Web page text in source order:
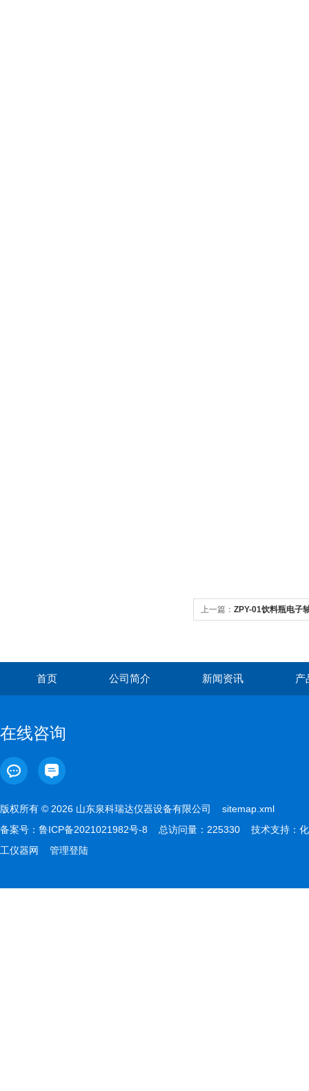
上一篇： ZPY-01饮料瓶电子
首页 公司简介 新闻资讯 产
在线咨询
版权所有 © 2026 山东泉科瑞达仪器设备有限公司 sitemap.xml
备案号： 鲁ICP备2021021982号-8 总访问量：225330 技术支持： 化
工仪器网
管理登陆